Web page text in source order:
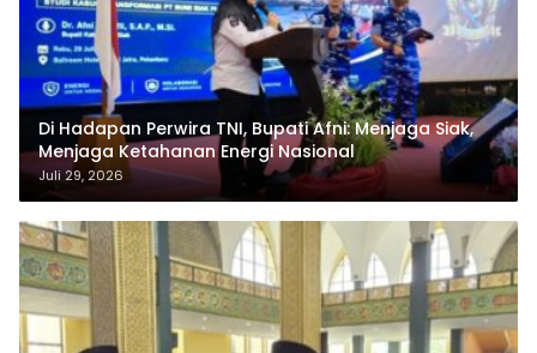
Di Hadapan Perwira TNI, Bupati Afni: Menjaga Siak,
Menjaga Ketahanan Energi Nasional
Juli 29, 2026